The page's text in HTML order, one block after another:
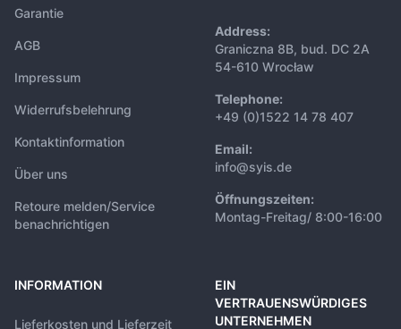
Garantie
AGB
Impressum
Widerrufsbelehrung
Kontaktinformation
Über uns
Retoure melden/Service
benachrichtigen
Address:
Graniczna 8B, bud. DC 2A
54-610 Wrocław
Telephone:
+49 (0)1522 14 78 407
Email:
info@syis.de
Öffnungszeiten:
Montag-Freitag/ 8:00-16:00
INFORMATION
Lieferkosten und Lieferzeit
EIN
VERTRAUENSWÜRDIGES
UNTERNEHMEN